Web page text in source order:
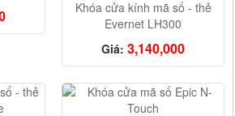
Khóa cửa kính mã số - thẻ
Evernet LH300
Giá: 3,140,000